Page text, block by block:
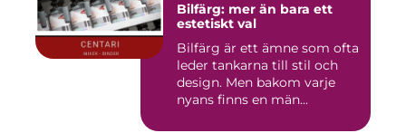
Bilfärg: mer än bara ett
estetiskt val
Bilfärg är ett ämne som ofta
leder tankarna till stil och
design. Men bakom varje
nyans finns en män...